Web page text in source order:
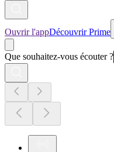
Ouvrir l'appDécouvrir Prime
Que souhaitez-vous écouter ?